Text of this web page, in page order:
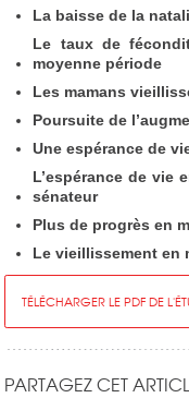
La baisse de la
Le taux de
moyenne période
Les mamans
Poursuite de
Une espérance de
L’espérance de vie
sénateur
Plus de progrès en
Le vieillissement en
TÉLÉCHARGER LE PDF DE
PARTAGEZ CET